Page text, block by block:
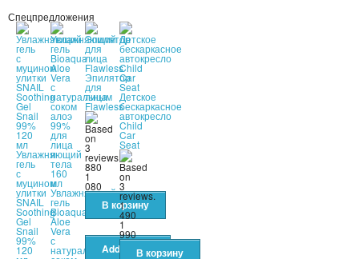
Спецпредложения
Увлажняющий
гель
с
муцином
улитки
SNAIL
Soothing
Gel
Snail
99%
120
Увлажняющий
гель
Bioaqua
Aloe
Vera
с
натуральным
Эпилятор
для
лица
Flawless
880
1
080
Детское
бескаркасное
автокресло
Child
Car
Seat
1
490
1
990